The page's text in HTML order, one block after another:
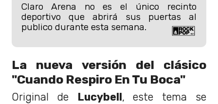
Claro Arena no es el único recinto
deportivo que abrirá sus puertas al
publico durante esta semana.
La nueva versión del clásico
"Cuando Respiro En Tu Boca"
Original de Lucybell, este tema se